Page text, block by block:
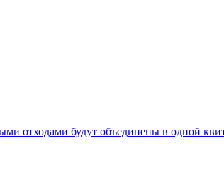
отходами будут объединены в одной